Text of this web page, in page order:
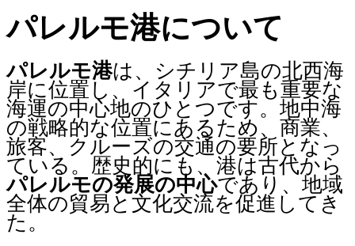
パレルモ港について
パレルモ港は、シチリア島の北西海
岸に位置し、イタリアで最も重要な
海運の中心地のひとつです。地中海
の戦略的な位置にあるため、商業、
旅客、クルーズの交通の要所となっ
ている。歴史的にも、港は古代から
パレルモの発展の中心であり、地域
全体の貿易と文化交流を促進してき
た。